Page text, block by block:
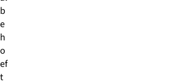
b
e
h
o
ef
t